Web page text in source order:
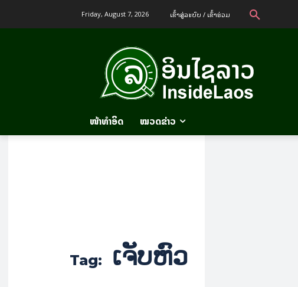
Friday, August 7, 2026 ເຂົ້າ​ສູ່​ລະ​ບົບ / ເຂົ້າ​ຮ່ວມ
ໜ້າທຳອິດ ໝວດຂ່າວ
Tag: ເຈັບຫົວ